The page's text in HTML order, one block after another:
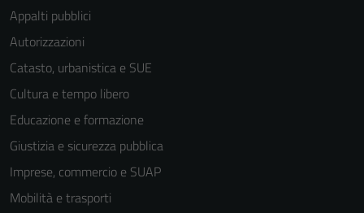
Appalti pubblici
Autorizzazioni
Catasto, urbanistica e SUE
Cultura e tempo libero
Educazione e formazione
Giustizia e sicurezza pubblica
Imprese, commercio e SUAP
Mobilità e trasporti